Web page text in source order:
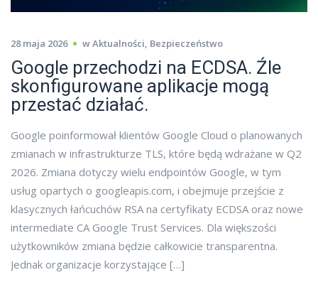
28 maja 2026 wAktualności Bezpieczeństwo
Google przechodzi na ECDSA. Źle
skonfigurowane aplikacje mogą
przestać działać.
Google poinformował klientów Google Cloud o planowanych
zmianach w infrastrukturze TLS, które będą wdrażane w Q2
2026. Zmiana dotyczy wielu endpointów Google, w tym
usług opartych o googleapis.com, i obejmuje przejście z
klasycznych łańcuchów RSA na certyfikaty ECDSA oraz nowe
intermediate CA Google Trust Services. Dla większości
użytkowników zmiana będzie całkowicie transparentna.
Jednak organizacje korzystające […]